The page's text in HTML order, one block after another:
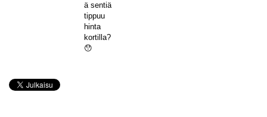
ä sentiä
tippuu
hinta
kortilla?
😯